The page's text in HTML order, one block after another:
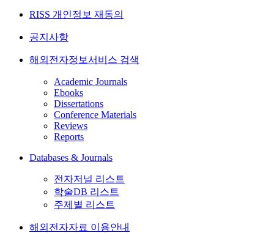
RISS 개인정보 재동의
공지사항
해외전자정보서비스 검색
Academic Journals
Ebooks
Dissertations
Conference Materials
Reviews
Reports
Databases & Journals
전자저널 리스트
학술DB 리스트
주제별 리스트
해외전자자료 이용안내